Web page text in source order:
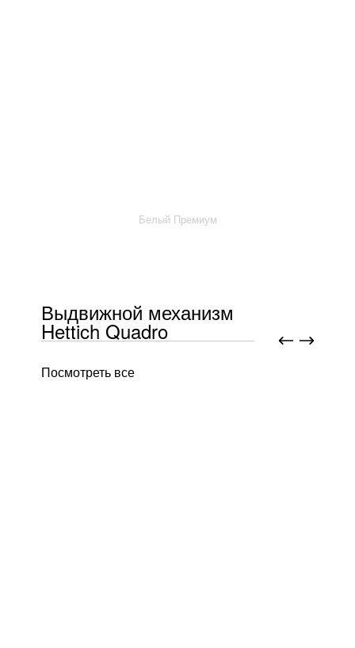
Белый Премиум
Выдвижной механизм
Hettich Quadro
Посмотреть все